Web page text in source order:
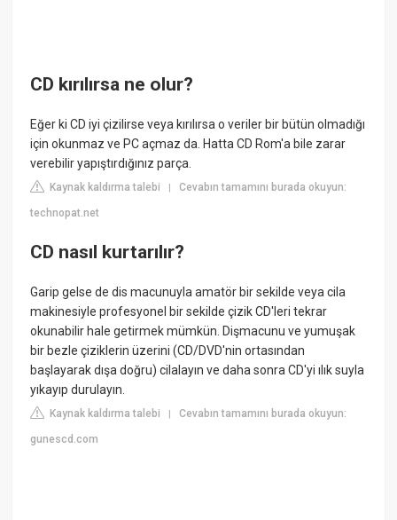
CD kırılırsa ne olur?
Eğer ki CD iyi çizilirse veya kırılırsa o veriler bir bütün olmadığı
için okunmaz ve PC açmaz da. Hatta CD Rom'a bile zarar
verebilir yapıştırdığınız parça.
Kaynak kaldırma talebi |Cevabın tamamını burada okuyun:
technopat.net
CD nasıl kurtarılır?
Garip gelse de dis macunuyla amatör bir sekilde veya cila
makinesiyle profesyonel bir sekilde çizik CD'leri tekrar
okunabilir hale getirmek mümkün. Dişmacunu ve yumuşak
bir bezle çiziklerin üzerini (CD/DVD'nin ortasından
başlayarak dışa doğru) cilalayın ve daha sonra CD'yi ılık suyla
yıkayıp durulayın.
Kaynak kaldırma talebi |Cevabın tamamını burada okuyun:
gunescd.com